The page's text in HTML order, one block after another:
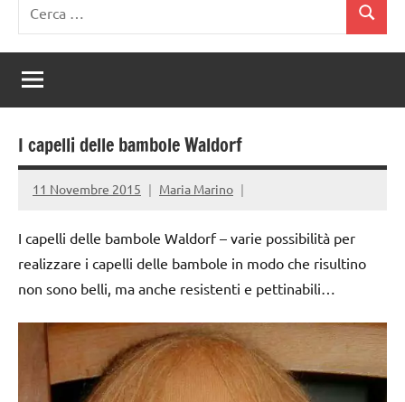
per:
Cerca
I capelli delle bambole Waldorf
11 Novembre 2015 Maria Marino
I capelli delle bambole Waldorf – varie possibilità per
realizzare i capelli delle bambole in modo che risultino
non sono belli, ma anche resistenti e pettinabili…